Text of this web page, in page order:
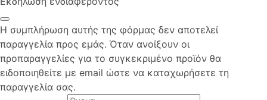
Η συμπλήρωση αυτής της φόρμας δεν αποτελεί
παραγγελία προς εμάς. Όταν ανοίξουν οι
προπαραγγελίες για το συγκεκριμένο προϊόν θα
ειδοποιηθείτε με email ώστε να καταχωρήσετε τη
παραγγελία σας.